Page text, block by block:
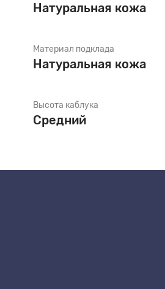
Натуральная кожа
Материал подклада
Натуральная кожа
Высота каблука
Средний